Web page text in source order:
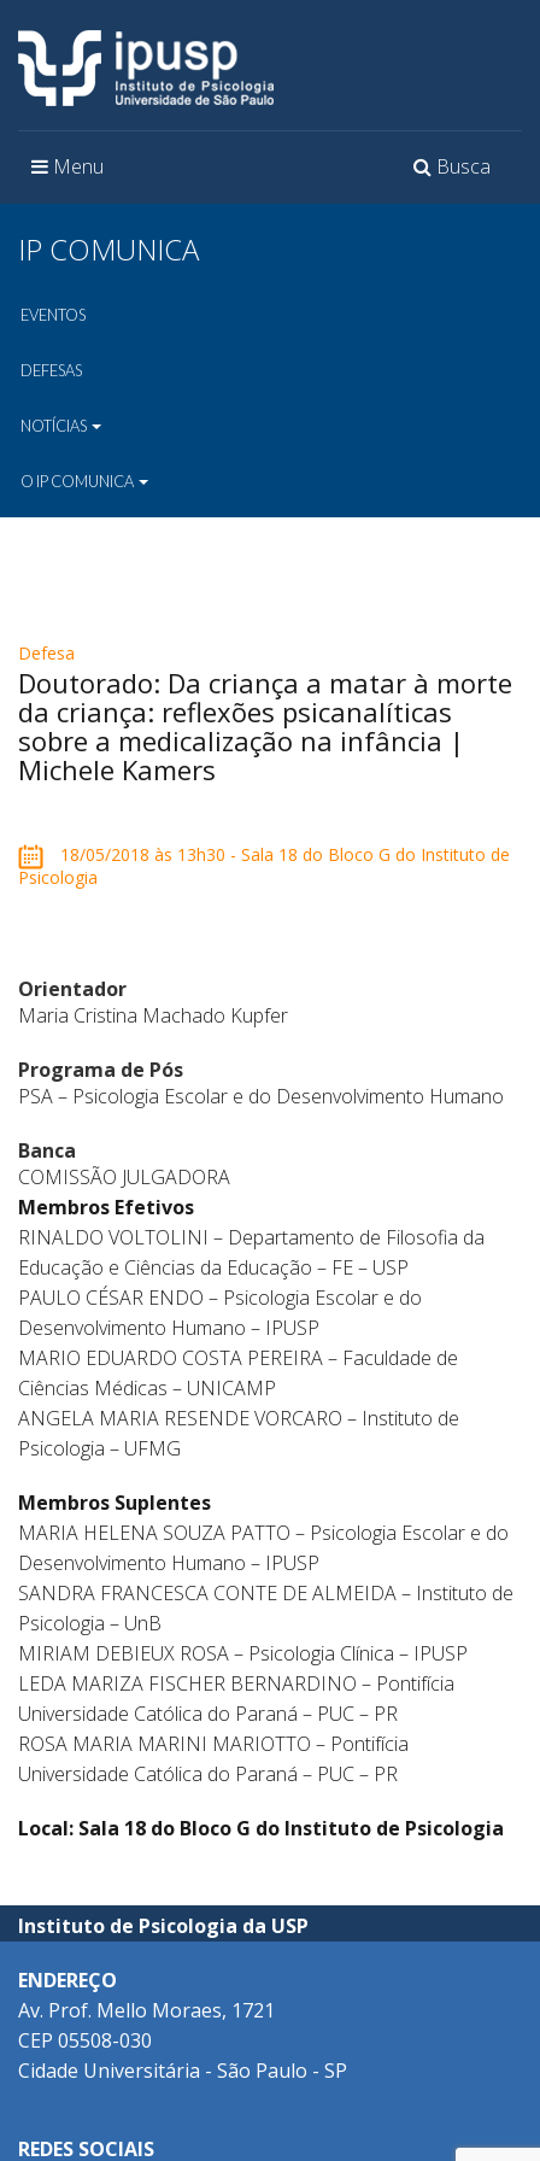
Toggle
Busca
Toggle
Menu
IP COMUNICA
EVENTOS
DEFESAS
NOTÍCIAS
O IP COMUNICA
Defesa
Doutorado: Da criança a matar à morte
da criança: reflexões psicanalíticas
sobre a medicalização na infância |
Michele Kamers
18/05/2018 às 13h30 - Sala 18 do Bloco G do Instituto de
Psicologia
Orientador
Maria Cristina Machado Kupfer
Programa de Pós
PSA – Psicologia Escolar e do Desenvolvimento Humano
Banca
COMISSÃO JULGADORA
Membros Efetivos
RINALDO VOLTOLINI – Departamento de Filosofia da
Educação e Ciências da Educação – FE – USP
PAULO CÉSAR ENDO – Psicologia Escolar e do
Desenvolvimento Humano – IPUSP
MARIO EDUARDO COSTA PEREIRA – Faculdade de
Ciências Médicas – UNICAMP
ANGELA MARIA RESENDE VORCARO – Instituto de
Psicologia – UFMG
Membros Suplentes
MARIA HELENA SOUZA PATTO – Psicologia Escolar e do
Desenvolvimento Humano – IPUSP
SANDRA FRANCESCA CONTE DE ALMEIDA – Instituto de
Psicologia – UnB
MIRIAM DEBIEUX ROSA – Psicologia Clínica – IPUSP
LEDA MARIZA FISCHER BERNARDINO – Pontifícia
Universidade Católica do Paraná – PUC – PR
ROSA MARIA MARINI MARIOTTO – Pontifícia
Universidade Católica do Paraná – PUC – PR
Local: Sala 18 do Bloco G do Instituto de Psicologia
Instituto de Psicologia da USP
ENDEREÇO
Av. Prof. Mello Moraes, 1721
CEP 05508-030
Cidade Universitária - São Paulo - SP
REDES SOCIAIS